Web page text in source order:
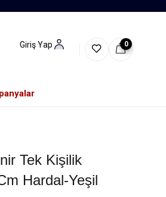
Giriş Yap 0
Tek Kişilik
Hardal-Yeşil